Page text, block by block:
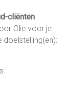
cliënten
Olie voor je
doelstelling(en):